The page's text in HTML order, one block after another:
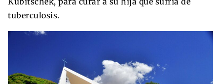
tuberculosis.